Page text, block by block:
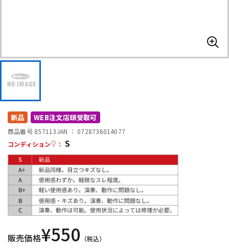
配信/ライブ機器
中古
新品 WEB注文店頭受取可
商品番号 857113JAN ： 0728736014077
コンディション
： S
販売価格¥550 （税込）